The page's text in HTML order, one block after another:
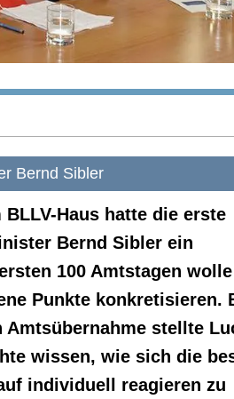
Bernd Sibler
Haus hatte die erste
Bernd Sibler ein
100 Amtstagen
Punkte konkretisieren.
Amtsübernahme stellte
wissen, wie sich die
individuell reagieren zu